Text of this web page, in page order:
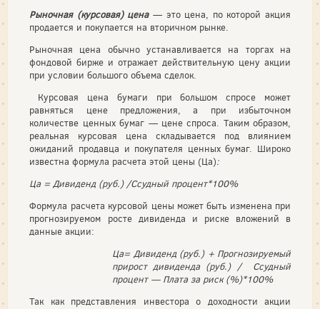
Рыночная (курсовая) цена— это цена, по которой акция
продается и покупается на вторичном рынке.
Рыночная цена обычно устанавливается на торгах на
фондовой бирже и отражает действительную цену акции
при условии большого объема сделок.
Кур­совая цена бумаги при большом спросе может
равняться цене предложе­ния, а при избыточном
количестве ценных бумаг — цене спроса. Таким образом,
реальная курсовая цена складывается под влиянием
ожиданий продавца и покупателя ценных бумаг. Широко
известна формула рас­чета этой цены (Ца):
Ца = Дивиденд (руб.) /Ссудный процент*100%
Формула расчета курсовой цены может быть изменена при
прогно­зируемом росте дивиденда и риске вложений в
данные акции:
Ца= Дивиденд (руб.) + Прогнозируемый
прирост дивиденда (руб.) / Ссудный
процент — Плата за риск (%)*100%
Так как представления инвестора о доходности акции